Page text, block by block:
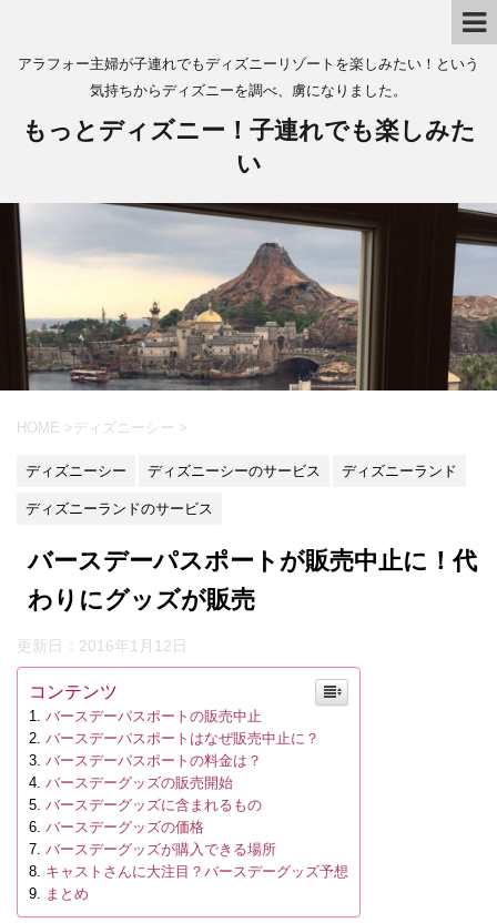
アラフォー主婦が子連れでもディズニーリゾートを楽しみたい！という
気持ちからディズニーを調べ、虜になりました。
もっとディズニー！子連れでも楽しみた
い
HOME > ディズニーシー >
ディズニーシー ディズニーシーのサービス ディズニーランド
ディズニーランドのサービス
バースデーパスポートが販売中止に！代
わりにグッズが販売
更新日： 2016年1月12日
コンテンツ
バースデーパスポートの販売中止
バースデーパスポートはなぜ販売中止に？
バースデーパスポートの料金は？
バースデーグッズの販売開始
バースデーグッズに含まれるもの
バースデーグッズの価格
バースデーグッズが購入できる場所
キャストさんに大注目？バースデーグッズ予想
まとめ